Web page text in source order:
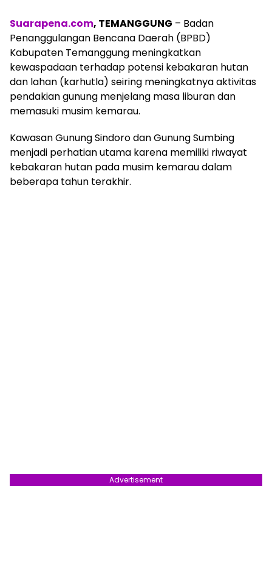
Suarapena.com, TEMANGGUNG – Badan
Penanggulangan Bencana Daerah (BPBD)
Kabupaten Temanggung meningkatkan
kewaspadaan terhadap potensi kebakaran hutan
dan lahan (karhutla) seiring meningkatnya aktivitas
pendakian gunung menjelang masa liburan dan
memasuki musim kemarau.
Kawasan Gunung Sindoro dan Gunung Sumbing
menjadi perhatian utama karena memiliki riwayat
kebakaran hutan pada musim kemarau dalam
beberapa tahun terakhir.
Advertisement